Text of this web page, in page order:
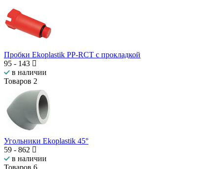
Пробки Ekoplastik PP-RCT с прокладкой
95 - 143
в наличии
Товаров 2
Угольники Ekoplastik 45°
59 - 862
в наличии